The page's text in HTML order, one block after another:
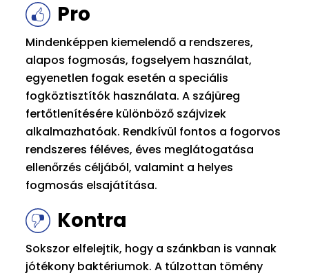
Pro
Mindenképpen kiemelendő a rendszeres,
alapos fogmosás, fogselyem használat,
egyenetlen fogak esetén a speciális
fogköztisztítók használata. A szájüreg
fertőtlenítésére különböző szájvizek
alkalmazhatóak. Rendkívül fontos a fogorvos
rendszeres féléves, éves meglátogatása
ellenőrzés céljából, valamint a helyes
fogmosás elsajátítása.
Kontra
Sokszor elfelejtik, hogy a szánkban is vannak
jótékony baktériumok. A túlzottan tömény